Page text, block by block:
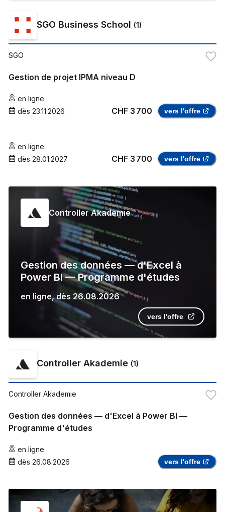
SGO Business School (1)
SGO
Gestion de projet IPMA niveau D
en ligne
dès 23.11.2026 CHF 3 700 vers l'offre
en ligne
dès 28.01.2027 CHF 3 700 vers l'offre
Controller Akademie
Gestion des données — d'Excel à
Power BI — Programme d'études
en ligne,dès 26.08.2026
vers l'offre
Controller Akademie (1)
Controller Akademie
Gestion des données — d'Excel à Power BI —
Programme d'études
en ligne
dès 26.08.2026 vers l'offre